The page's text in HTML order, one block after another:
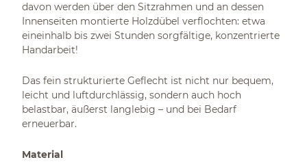
davon werden über den Sitzrahmen und an dessen
Innenseiten montierte Holzdübel verflochten: etwa
eineinhalb bis zwei Stunden sorgfältige, konzentrierte
Handarbeit!
Das fein strukturierte Geflecht ist nicht nur bequem,
leicht und luftdurchlässig, sondern auch hoch
belastbar, äußerst langlebig – und bei Bedarf
erneuerbar.
Material